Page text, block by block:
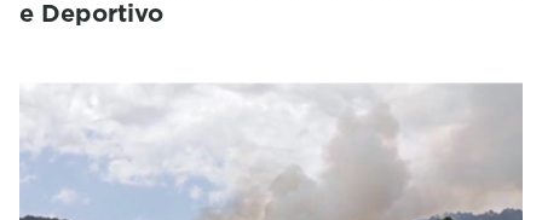
e Deportivo